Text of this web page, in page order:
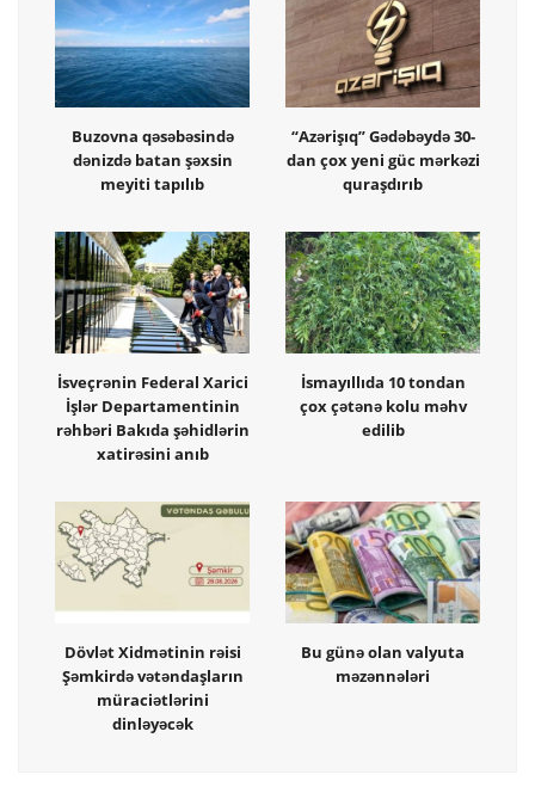
Buzovna qəsəbəsində
dənizdə batan şəxsin
meyiti tapılıb
“Azərişıq” Gədəbəydə 30-
dan çox yeni güc mərkəzi
quraşdırıb
İsveçrənin Federal Xarici
İşlər Departamentinin
rəhbəri Bakıda şəhidlərin
xatirəsini anıb
İsmayıllıda 10 tondan
çox çətənə kolu məhv
edilib
Dövlət Xidmətinin rəisi
Şəmkirdə vətəndaşların
müraciətlərini
dinləyəcək
Bu günə olan valyuta
məzənnələri